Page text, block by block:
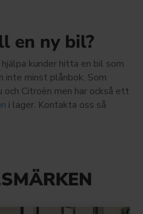
en ny bil?
kunder hitta en bil som
inte minst plånbok. Som
och Citroën men har också ett
i lager. Kontakta oss så